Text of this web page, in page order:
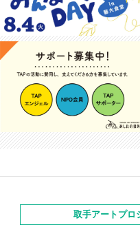
取手アートプロ